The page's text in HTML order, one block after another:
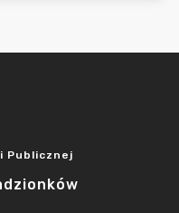
Publicznej